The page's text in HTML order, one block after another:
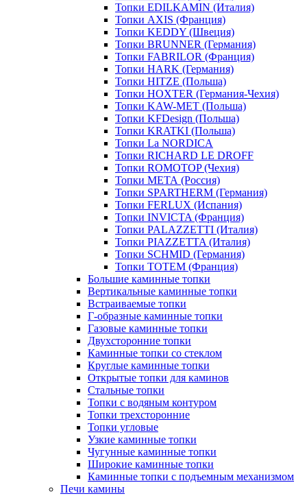
Топки EDILKAMIN (Италия)
Топки AXIS (Франция)
Топки KEDDY (Швеция)
Топки BRUNNER (Германия)
Топки FABRILOR (Франция)
Топки HARK (Германия)
Топки HITZE (Польша)
Топки HOXTER (Германия-Чехия)
Топки KAW-MET (Польша)
Топки KFDesign (Польша)
Топки KRATKI (Польша)
Топки La NORDICA
Топки RICHARD LE DROFF
Топки ROMOTOP (Чехия)
Топки МЕТА (Россия)
Топки SPARTHERM (Германия)
Топки FERLUX (Испания)
Топки INVICTA (Франция)
Топки PALAZZETTI (Италия)
Топки PIAZZETTA (Италия)
Топки SCHMID (Германия)
Топки TOTEM (Франция)
Большие каминные топки
Вертикальные каминные топки
Встраиваемые топки
Г-образные каминные топки
Газовые каминные топки
Двухсторонние топки
Каминные топки со стеклом
Круглые каминные топки
Открытые топки для каминов
Стальные топки
Топки с водяным контуром
Топки трехсторонние
Топки угловые
Узкие каминные топки
Чугунные каминные топки
Широкие каминные топки
Каминные топки с подъемным механизмом
Печи камины